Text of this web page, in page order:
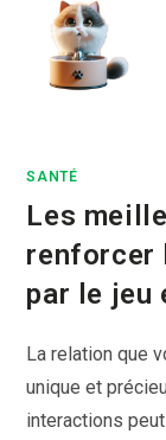
SANTÉ
Les
renforcer
par le jeu
La relation que
unique et
interactions